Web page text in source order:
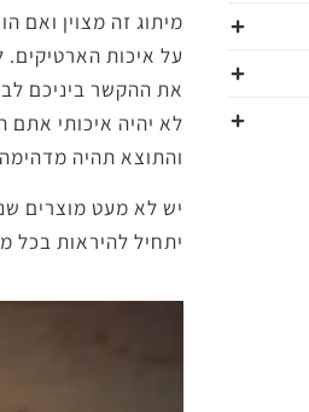
מיתוג זה מצוין ואם
על איכות
את ההקשר ביניכם
לא יהיה איכותי אתם
והתוצא תהיה
יש לא מעט מוצרים
יתחיל להיראות בכל